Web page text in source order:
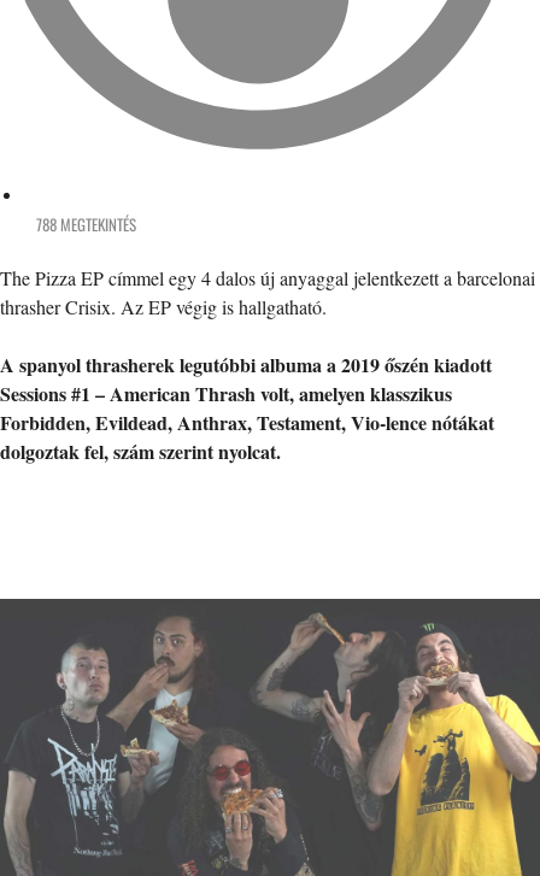
788 MEGTEKINTÉS
The Pizza EP címmel egy 4 dalos új anyaggal jelentkezett a barcelonai
thrasher Crisix. Az EP végig is hallgatható.
A spanyol thrasherek legutóbbi albuma a 2019 őszén kiadott
Sessions #1 – American Thrash volt, amelyen klasszikus
Forbidden, Evildead, Anthrax, Testament, Vio-lence nótákat
dolgoztak fel, szám szerint nyolcat.